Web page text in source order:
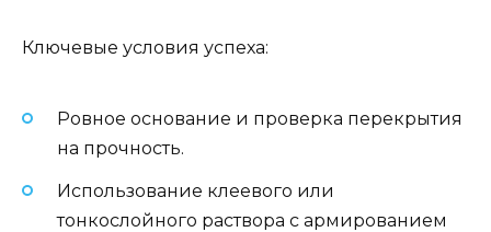
Ключевые условия успеха:
Ровное основание и проверка перекрытия
на прочность.
Использование клеевого или
тонкослойного раствора с армированием